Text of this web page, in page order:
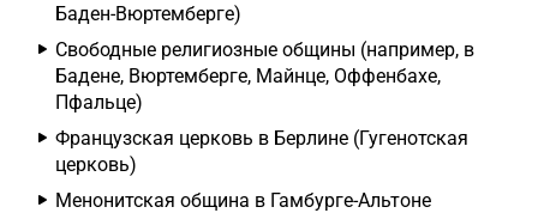
Баден-Вюртемберге)
Свободные религиозные общины (например, в
Бадене, Вюртемберге, Майнце, Оффенбахе,
Пфальце)
Французская церковь в Берлине (Гугенотская
церковь)
Менонитская община в Гамбурге-Альтоне